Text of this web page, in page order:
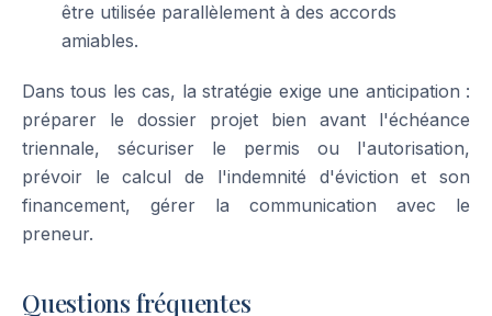
être utilisée parallèlement à des accords
amiables.
Dans tous les cas, la stratégie exige une anticipation :
préparer le dossier projet bien avant l'échéance
triennale, sécuriser le permis ou l'autorisation,
prévoir le calcul de l'indemnité d'éviction et son
financement, gérer la communication avec le
preneur.
Questions fréquentes